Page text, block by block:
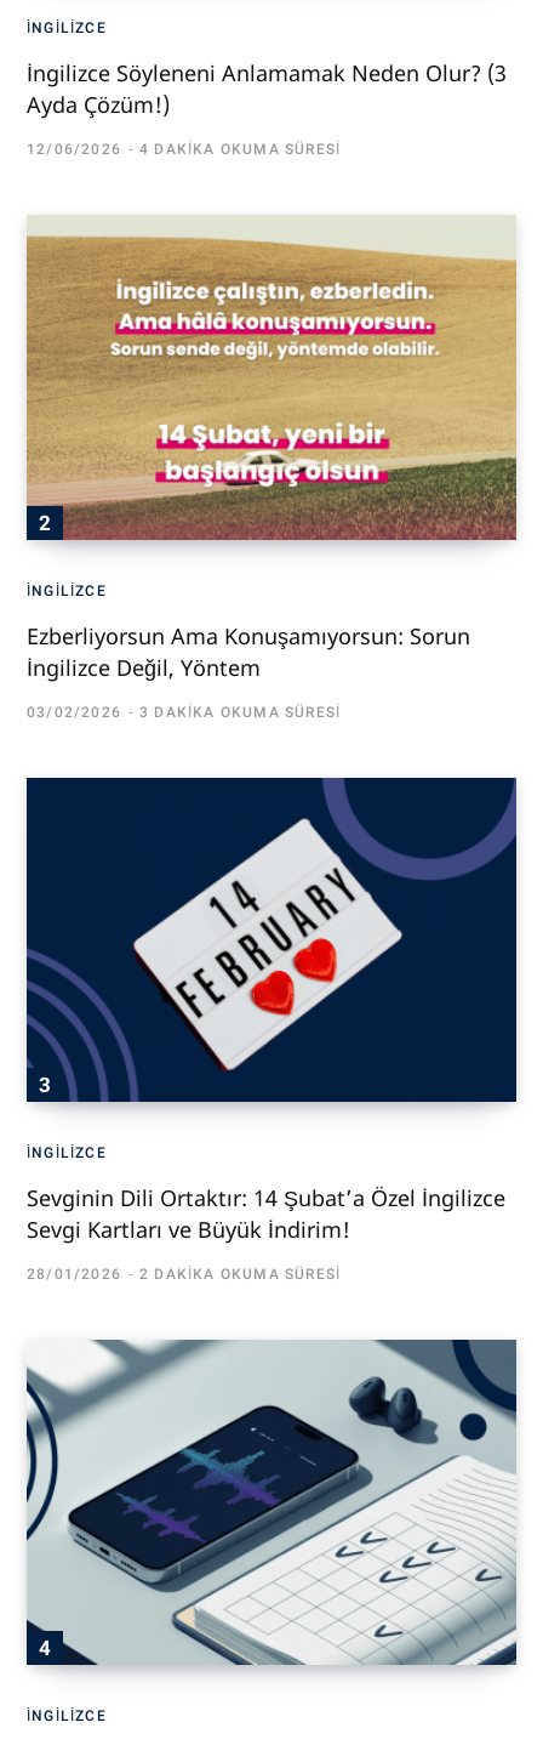
İNGILIZCE
İngilizce Söyleneni Anlamamak Neden Olur? (3
Ayda Çözüm!)
12/06/2026 4 DAKIKA OKUMA SÜRESI
İNGILIZCE
Ezberliyorsun Ama Konuşamıyorsun: Sorun
İngilizce Değil, Yöntem
03/02/2026 3 DAKIKA OKUMA SÜRESI
İNGILIZCE
Sevginin Dili Ortaktır: 14 Şubat’a Özel İngilizce
Sevgi Kartları ve Büyük İndirim!
28/01/2026 2 DAKIKA OKUMA SÜRESI
İNGILIZCE